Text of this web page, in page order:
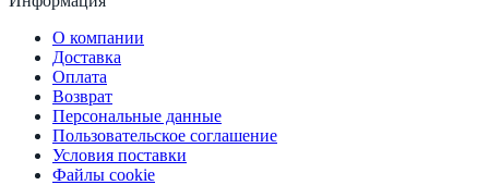
О компании
Доставка
Оплата
Возврат
Персональные данные
Пользовательское соглашение
Условия поставки
Файлы cookie